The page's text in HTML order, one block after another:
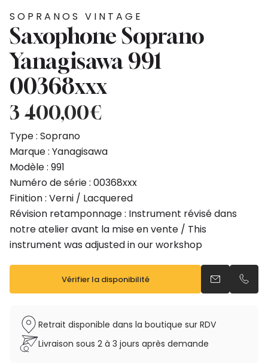
SOPRANOS VINTAGE
Saxophone Soprano
Yanagisawa 991
00368xxx
3 400,00€
Type : Soprano
Marque : Yanagisawa
Modèle : 991
Numéro de série : 00368xxx
Finition : Verni / Lacquered
Révision retamponnage : Instrument révisé dans
notre atelier avant la mise en vente / This
instrument was adjusted in our workshop
Vérifier la disponibilité Envoyer un
Retrait disponible dans la boutique sur RDV
Livraison sous 2 à 3 jours après demande